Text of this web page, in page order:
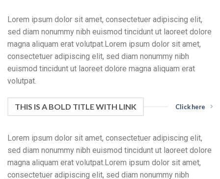
Lorem ipsum dolor sit amet, consectetuer adipiscing elit,
sed diam nonummy nibh euismod tincidunt ut laoreet dolore
magna aliquam erat volutpat.Lorem ipsum dolor sit amet,
consectetuer adipiscing elit, sed diam nonummy nibh
euismod tincidunt ut laoreet dolore magna aliquam erat
volutpat.
THIS IS A BOLD TITLE WITH LINK Click here
Lorem ipsum dolor sit amet, consectetuer adipiscing elit,
sed diam nonummy nibh euismod tincidunt ut laoreet dolore
magna aliquam erat volutpat.Lorem ipsum dolor sit amet,
consectetuer adipiscing elit, sed diam nonummy nibh